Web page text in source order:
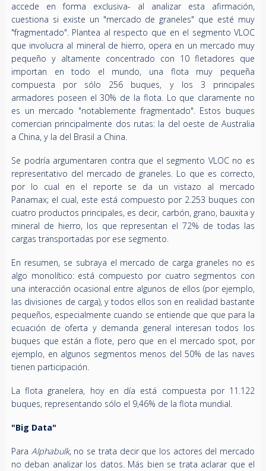
accede en forma exclusiva- al analizar esta afirmación,
cuestiona si existe un "mercado de graneles" que esté muy
"fragmentado". Plantea al respecto que en el segmento VLOC
que involucra al mineral de hierro, opera en un mercado muy
pequeño y altamente concentrado con 10 fletadores que
importan en todo el mundo, una flota muy pequeña
compuesta por sólo 256 buques, y los 3 principales
armadores poseen el 30% de la flota. Lo que claramente no
es un mercado "notablemente fragmentado". Estos buques
comercian principalmente dos rutas: la del oeste de Australia
a China, y la del Brasil a China.
Se podría argumentaren contra que el segmento VLOC no es
representativo del mercado de graneles. Lo que es correcto,
por lo cual en el reporte se da un vistazo al mercado
Panamax; el cual, este está compuesto por 2.253 buques con
cuatro productos principales, es decir, carbón, grano, bauxita y
mineral de hierro, los que representan el 72% de todas las
cargas transportadas por ese segmento.
En resumen, se subraya el mercado de carga graneles no es
algo monolítico: está compuesto por cuatro segmentos con
una interacción ocasional entre algunos de ellos (por ejemplo,
las divisiones de carga), y todos ellos son en realidad bastante
pequeños, especialmente cuando se entiende que que para la
ecuación de oferta y demanda general interesan todos los
buques que están a flote, pero que en el mercado spot, por
ejemplo, en algunos segmentos menos del 50% de las naves
tienen participación.
La flota granelera, hoy en día está compuesta por 11.122
buques, representando sólo el 9,46% de la flota mundial.
"Big Data"
Para Alphabulk, no se trata decir que los actores del mercado
no deban analizar los datos. Más bien se trata aclarar que el